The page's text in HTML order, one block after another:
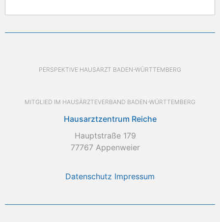
PERSPEKTIVE HAUSARZT BADEN-WÜRTTEMBERG
MITGLIED IM HAUSÄRZTEVERBAND BADEN-WÜRTTEMBERG
Hausarztzentrum Reiche
Hauptstraße 179
77767 Appenweier
Datenschutz Impressum